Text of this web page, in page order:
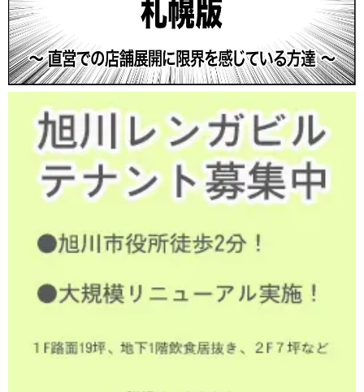
きます。その際、当社はご本人を確認させていただ
いたうえで、合理的な期間内に対応いたします。開
示等の申し出の詳細につきましては、下記の「個人
情報に関するお問い合わせ窓口」までお問い合わせ
〒064-0804 札幌市中央区南4条西13丁目1番8号 Ｓ
413ビル
株式会社キタデン 個人情報に関するお問い合わせ
メールアドレス：privacy@kitaden73.co.jp
７．個人情報を提供されることの任意性につい
お客様が当社に個人情報を提供されるかどうかは、